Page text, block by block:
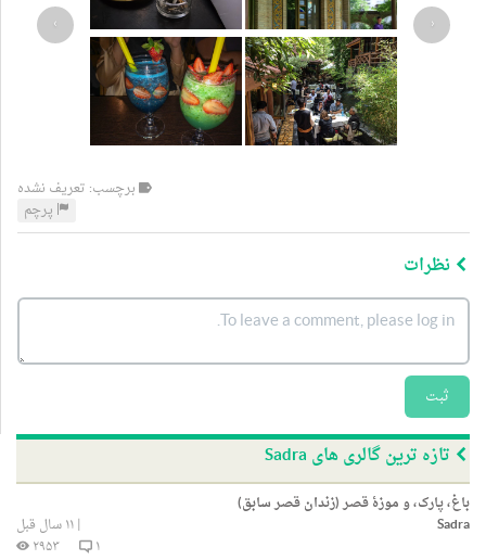
‹
›
برچسب: تعریف نشده
پرچم
نظرات
ثبت
تازه ترین گالری های Sadra
باغ، پارک، و موزۀ قصر (زندان قصر سابق)
Sadra
|۱۱ سال قبل
۱
۲۹۵۳